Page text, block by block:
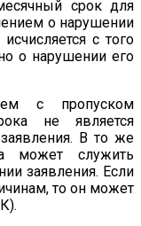
срок для
о нарушении
с того
о нарушении его
с пропуском
не является
В то же
может служить
заявления. Если
то он может